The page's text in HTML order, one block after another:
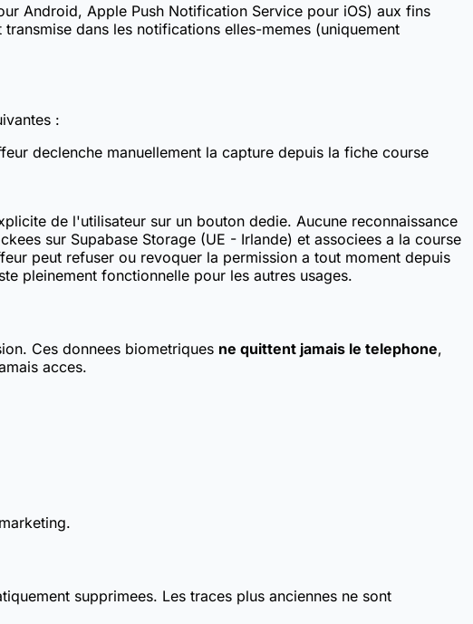
Android, Apple Push Notification Service pour iOS) aux fins
dans les notifications elles-memes (uniquement
:
declenche manuellement la capture depuis la fiche course
de l'utilisateur sur un bouton dedie. Aucune reconnaissance
sur Supabase Storage (UE - Irlande) et associees a la course
peut refuser ou revoquer la permission a tout moment depuis
pleinement fonctionnelle pour les autres usages.
Ces donnees biometriques ne quittent jamais le telephone,
acces.
supprimees. Les traces plus anciennes ne sont